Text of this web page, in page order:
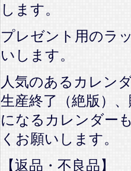
します。
プレゼント用のラ
いします。
人気のあるカレン
生産終了（絶版）
になるカレンダー
くお願いします。
【返品・不良品】